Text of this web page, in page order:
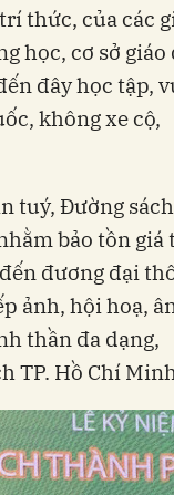
thức, của các
học, cơ sở giáo
đây học tập,
không xe cộ,
tuý, Đường sách
bảo tồn giá
đương đại
ảnh, hội hoạ,
thần đa dạng,
TP. Hồ Chí